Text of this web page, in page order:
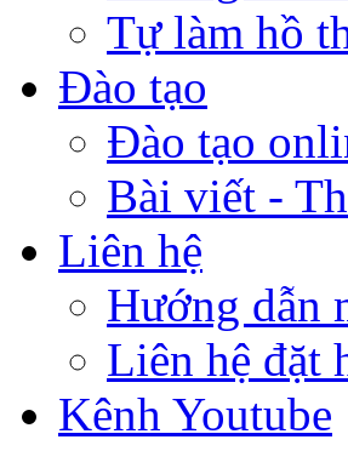
Tự làm hồ
Đào tạo
Đào tạo
Bài viết -
Liên hệ
Hướng dẫn
Liên hệ đặt
Kênh Youtube